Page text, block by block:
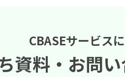
CBASEサービス
資料・ お問